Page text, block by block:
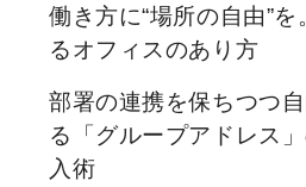
働き方に“場所の自由”を
るオフィスのあり方
部署の連携を保ちつつ
る「グループアドレス
入術